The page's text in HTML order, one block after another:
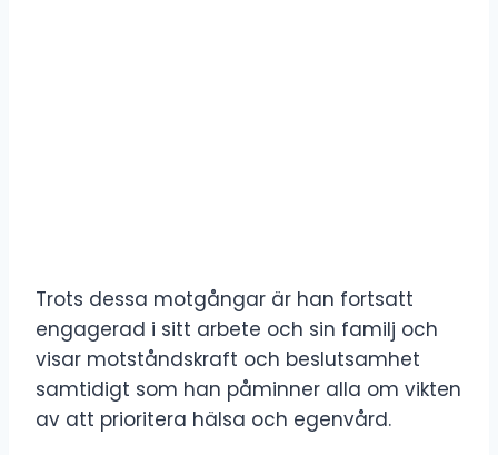
Trots dessa motgångar är han fortsatt
engagerad i sitt arbete och sin familj och
visar motståndskraft och beslutsamhet
samtidigt som han påminner alla om vikten
av att prioritera hälsa och egenvård.